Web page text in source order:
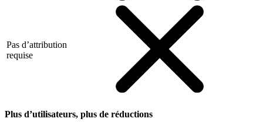
Pas d’attribution
requise
Plus d’utilisateurs, plus de réductions